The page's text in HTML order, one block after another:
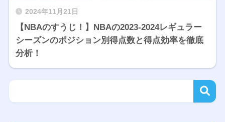
2024年11月21日
【NBAのすうじ！】NBAの2023-2024レギュラー
シーズンのポジション別得点数と得点効率を徹底
分析！